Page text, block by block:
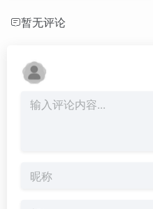
暂无评论